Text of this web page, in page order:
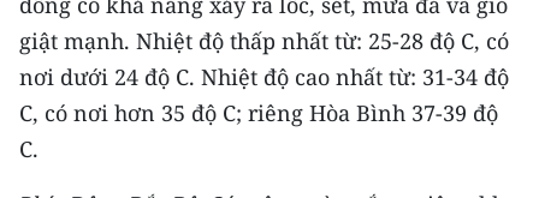
Đông Nam Bộ
Đồng bằng sông Cửu Long
giật mạnh. Nhiệt độ thấp nhất từ: 25-28 độ C, có
nơi dưới 24 độ C. Nhiệt độ cao nhất từ: 31-34 độ
C, có nơi hơn 35 độ C; riêng Hòa Bình 37-39 độ
C.